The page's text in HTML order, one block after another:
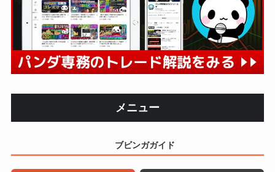
メニュー
ブビンガガイド